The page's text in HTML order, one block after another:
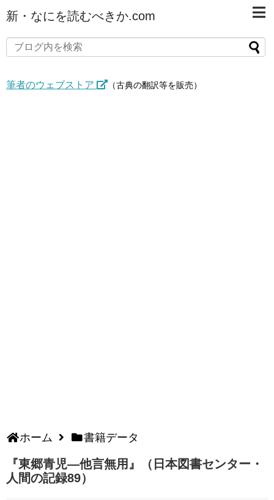
新・なにを読むべきか.com
筆者のウェブストア （古典の翻訳等を販売）
ホーム 書籍データ
『東郷青児―他言無用』（日本図書センター・
人間の記録89）